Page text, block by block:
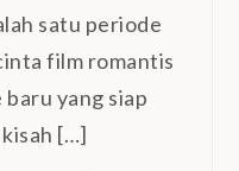
satu periode
film romantis
yang siap
[…]